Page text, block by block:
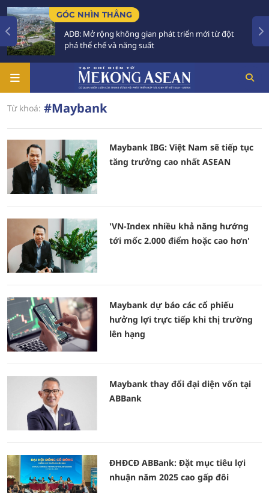
GÓC NHÌN THẲNG
ADB: Mở rộng không gian phát triển mới từ đột
phá thể chế và năng suất
Từ khoá: #Maybank
Maybank IBG: Việt Nam sẽ tiếp tục
tăng trưởng cao nhất ASEAN
'VN-Index nhiều khả năng hướng
tới mốc 2.000 điểm hoặc cao hơn'
Maybank dự báo các cổ phiếu
hưởng lợi trực tiếp khi thị trường
lên hạng
Maybank thay đổi đại diện vốn tại
ABBank
ĐHĐCĐ ABBank: Đặt mục tiêu lợi
nhuận năm 2025 cao gấp đôi